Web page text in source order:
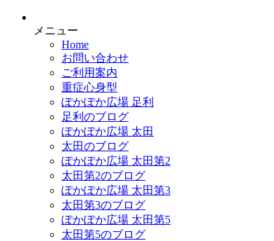
メニュー
Home
お問い合わせ
ご利用案内
重症心身型
ぽかぽか広場 足利
足利のブログ
ぽかぽか広場 太田
太田のブログ
ぽかぽか広場 太田第2
太田第2のブログ
ぽかぽか広場 太田第3
太田第3のブログ
ぽかぽか広場 太田第5
太田第5のブログ